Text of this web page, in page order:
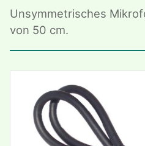
Unsymmetrisches
von 50 cm.